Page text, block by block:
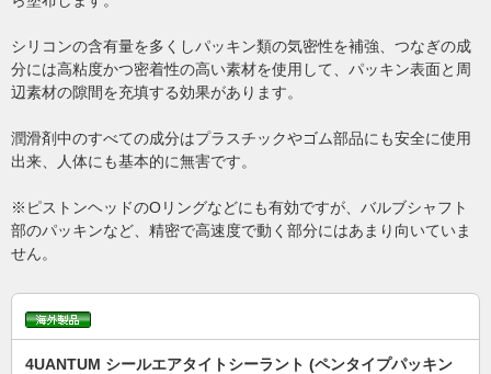
シリコンの含有量を多くしパッキン類の気密性を補強、つなぎの成
分には高粘度かつ密着性の高い素材を使用して、パッキン表面と周
辺素材の隙間を充填する効果があります。
潤滑剤中のすべての成分はプラスチックやゴム部品にも安全に使用
出来、人体にも基本的に無害です。
※ピストンヘッドのOリングなどにも有効ですが、バルブシャフト
部のパッキンなど、精密で高速度で動く部分にはあまり向いていま
せん。
4UANTUM シールエアタイトシーラント (ペンタイプパッキン